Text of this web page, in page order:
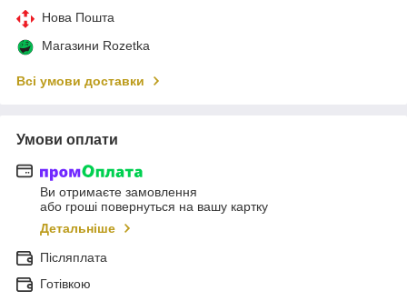
Нова Пошта
Магазини Rozetka
Всі умови доставки
Умови оплати
Ви отримаєте замовлення
або гроші повернуться на вашу картку
Детальніше
Післяплата
Готівкою